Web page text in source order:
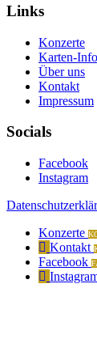
Links
Konzerte
Karten-Info
Über uns
Kontakt
Impressum
Socials
Facebook
Instagram
Konzerte
Kontakt
Facebook